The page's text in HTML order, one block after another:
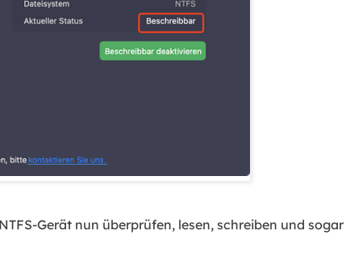
Gerät nun überprüfen, lesen, schreiben und sogar